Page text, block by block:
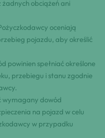
żadnych obciążeń ani
oceniają
pojazdu, aby określić
powinien spełniać określone
przebiegu i stanu zgodnie
wymagany dowód
na pojazd w celu
w przypadku